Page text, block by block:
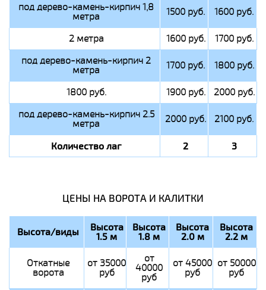
под дерево-камень-кирпич 1,8
метра 1500 руб. 1600 руб.
2 метра 1600 руб.
1700 руб.
под дерево-камень-кирпич 2
метра 1700 руб. 1800 руб.
1800 руб. 1900 руб.
2000 руб.
под дерево-камень-кирпич 2.5
метра 2000 руб. 2100 руб.
Количество лаг 2 3
ЦЕНЫ НА ВОРОТА И КАЛИТКИ
Высота/виды Высота
1.5 м
Высота
1.8 м
Высота
2.0 м
Высота
2.2 м
Откатные
ворота
от 35000
руб
от
40000
руб
от 45000
руб
от 50000
руб